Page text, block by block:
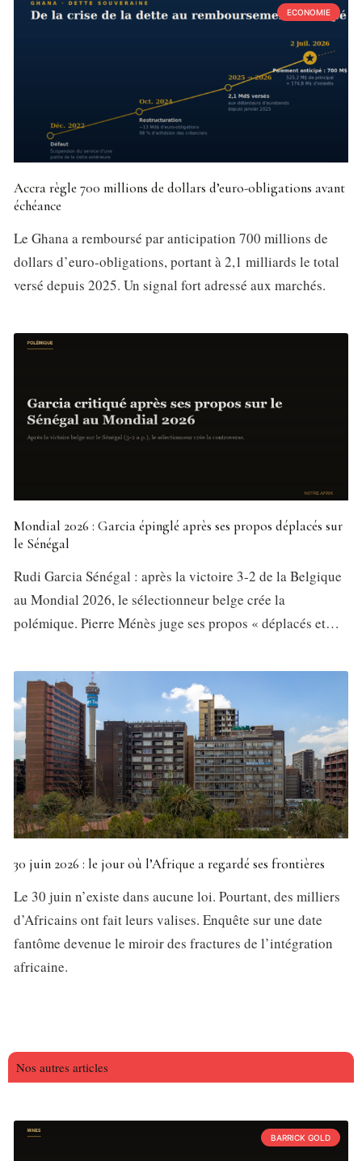
ECONOMIE
Accra règle 700 millions de dollars d’euro-obligations avant
échéance
Le Ghana a remboursé par anticipation 700 millions de
dollars d’euro-obligations, portant à 2,1 milliards le total
versé depuis 2025. Un signal fort adressé aux marchés.
Mondial 2026 : Garcia épinglé après ses propos déplacés sur
le Sénégal
Rudi Garcia Sénégal : après la victoire 3-2 de la Belgique
au Mondial 2026, le sélectionneur belge crée la
polémique. Pierre Ménès juge ses propos « déplacés et…
30 juin 2026 : le jour où l’Afrique a regardé ses frontières
Le 30 juin n’existe dans aucune loi. Pourtant, des milliers
d’Africains ont fait leurs valises. Enquête sur une date
fantôme devenue le miroir des fractures de l’intégration
africaine.
Nos autres articles
BARRICK GOLD